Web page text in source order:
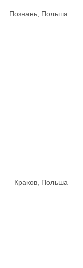
Познань, Польша
Краков, Польша